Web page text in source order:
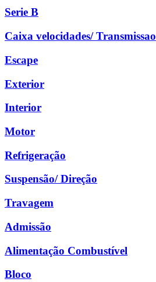
Serie B
Caixa velocidades/ Transmissao
Escape
Exterior
Interior
Motor
Refrigeração
Suspensão/ Direção
Travagem
Admissão
Alimentação Combustível
Bloco